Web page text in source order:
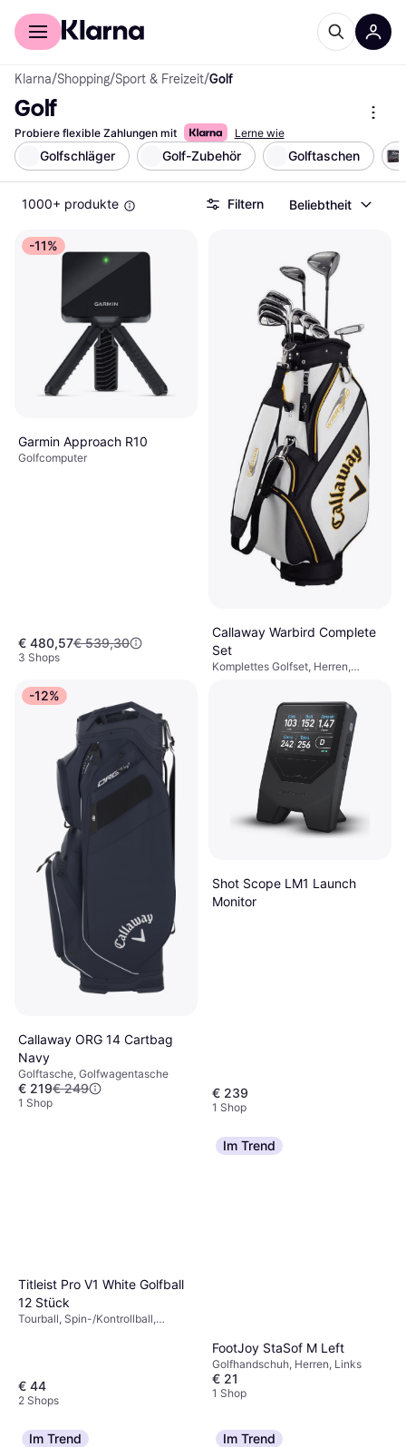
Für Shopper
Klarna/Shopping/Sport & Freizeit/Golf
Golf
Probiere flexible Zahlungen mit Lerne wie
Golfschläger Golf-Zubehör Golftaschen
1000+ produkte Filtern Beliebtheit
-11%
Garmin Approach R10
Golfcomputer
€ 480,57€ 539,30
3 Shops
Callaway Warbird Complete
Set
Komplettes Golfset, Herren,
-12%
Callaway ORG 14 Cartbag
Navy
Golftasche, Golfwagentasche
€ 219€ 249
1 Shop
Shot Scope LM1 Launch
Monitor
€ 239
1 Shop
Titleist Pro V1 White Golfball
12 Stück
Tourball, Spin-/Kontrollball,
€ 44
2 Shops
Im Trend
FootJoy StaSof M Left
Golfhandschuh, Herren, Links
€ 21
1 Shop
Im Trend Im Trend